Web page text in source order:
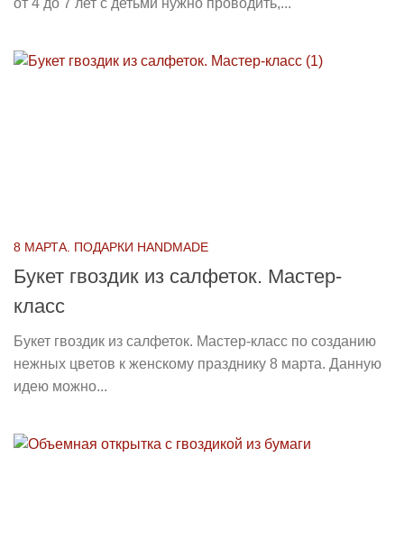
8 МАРТА. ПОДАРКИ HANDMADE
Букет гвоздик из салфеток. Мастер-
класс
Букет гвоздик из салфеток. Мастер-класс по созданию
нежных цветов к женскому празднику 8 марта. Данную
идею можно...